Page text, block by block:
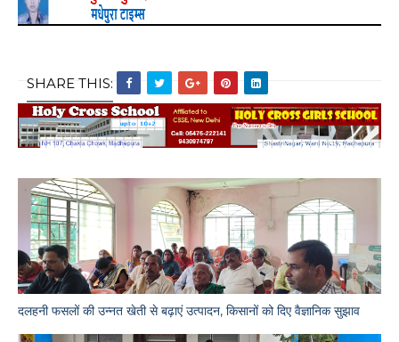
SHARE THIS:
दलहनी फसलों की उन्नत खेती से बढ़ाएं उत्पादन, किसानों को दिए वैज्ञानिक सुझाव